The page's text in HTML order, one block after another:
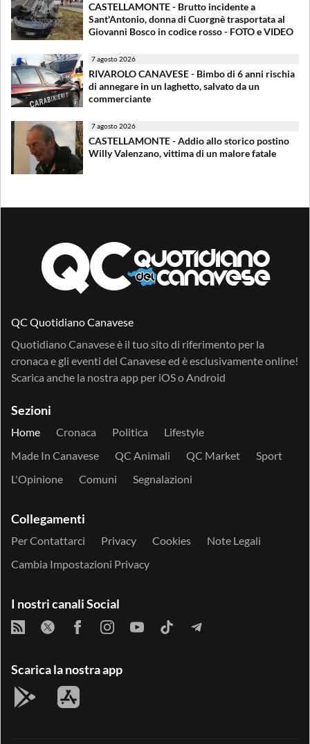
CASTELLAMONTE - Brutto incidente a
Sant'Antonio, donna di Cuorgnè trasportata al
Giovanni Bosco in codice rosso - FOTO e VIDEO
7 agosto 2026
RIVAROLO CANAVESE - Bimbo di 6 anni rischia
di annegare in un laghetto, salvato da un
commerciante
7 agosto 2026
CASTELLAMONTE - Addio allo storico postino
Willy Valenzano, vittima di un malore fatale
QC Quotidiano Canavese
Quotidiano Canavese è il tuo sito di riferimento per la
cronaca e gli eventi del Canavese ed è esclusivamente online!
Scarica anche la nostra app per iOSoAndroid
Sezioni
Home Cronaca Politica
Lifestyle
Made In Canavese
QC Animali QC Market
Sport
L'Opinione
Comuni Segnalazioni
Collegamenti
Per Contattarci Privacy Cookies
Note Legali
Cambia Impostazioni Privacy
I nostri canali Social
Scarica la nostra app